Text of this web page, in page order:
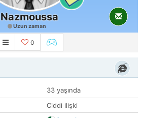
Nazmoussa
Uzun zaman
0
33 yaşında
Ciddi ilişki